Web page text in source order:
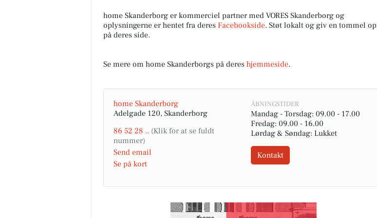
home Skanderborg er kommerciel partner med VORES Skanderborg og
oplysningerne er hentet fra deres Facebookside. Støt lokalt og giv en tommel op
på deres side.
Se mere om home Skanderborgs på deres hjemmeside.
home Skanderborg
Adelgade 120, Skanderborg
86 52 28 ..
Send email
Se på kort
ÅBNINGSTIDER
Mandag - Torsdag: 09.00 - 17.00
Fredag: 09.00 - 16.00
Lørdag & Søndag: Lukket
Kontakt
Åbn opslaget